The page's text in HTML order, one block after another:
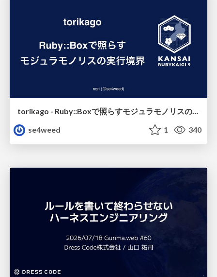
torikago - Ruby::Boxで照らすモジュラモノリスの実行境界
se4weed
1 340